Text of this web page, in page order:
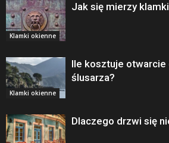
Klamki okienne
Jak się mierzy
Klamki okienne
Ile kosztuje otwarcie
ślusarza?
Dlaczego drzwi się